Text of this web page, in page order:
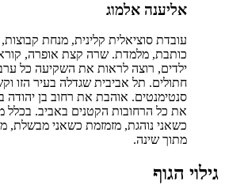
אליענה אלמוג
עובדת סוציאלית קלינית, מנחת
כותבת, מלמדת. שרה קצת אופרה,
ילדים, רוצה לראות את השקיעה כל
חתולים. תל אביבית שגדלה בעיר הזו
סנטימנטים. אוהבת את רחוב בן יהודה
את כל הרחובות הקטנים באביב.
כשאני נוהגת, מזמזמת כשאני
מתוך שינה.
גילוי הגוף